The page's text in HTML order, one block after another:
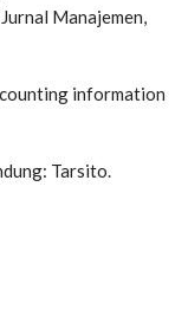
Manajemen,
information
Tarsito.